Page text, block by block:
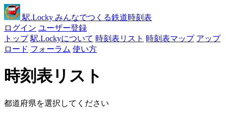
駅.Locky みんなでつくる鉄道時刻表
ログイン ユーザー登録
トップ 駅.Lockyについて 時刻表リスト 時刻表マップ アップ
ロード フォーラム 使い方
時刻表リスト
都道府県を選択してください